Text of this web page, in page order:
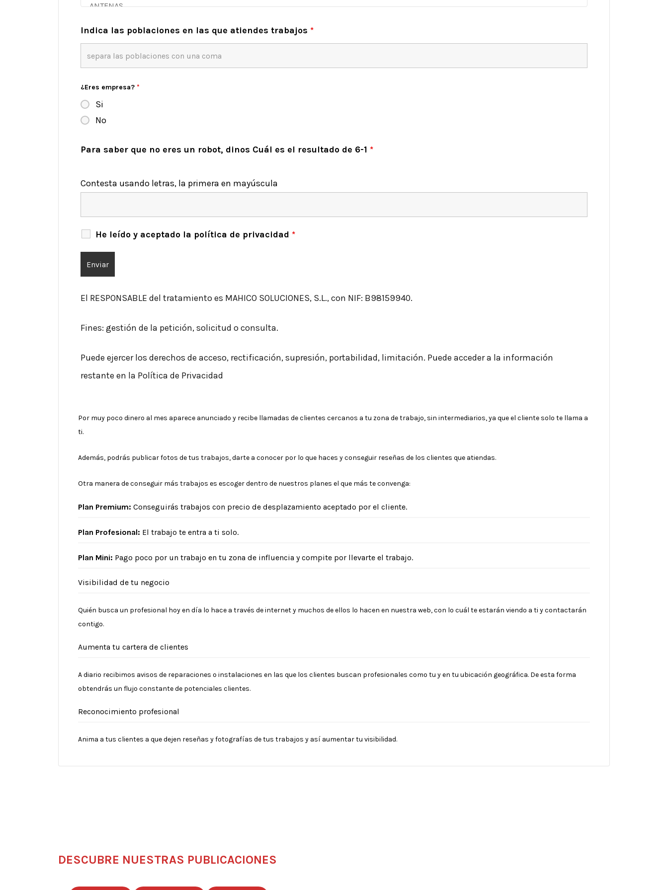
Indica las poblaciones en las que atiendes trabajos *
¿Eres empresa? *
Si
No
Para saber que no eres un robot, dinos Cuál es el resultado de 6-1 *
Contesta usando letras, la primera en mayúscula
He leído y aceptado la política de privacidad *
El RESPONSABLE del tratamiento es MAHICO SOLUCIONES, S.L., con NIF: B98159940.
Fines: gestión de la petición, solicitud o consulta.
Puede ejercer los derechos de acceso, rectificación, supresión, portabilidad, limitación. Puede acceder a la información
restante en la Política de Privacidad
Por muy poco dinero al mes aparece anunciado y recibe llamadas de clientes cercanos a tu zona de trabajo, sin intermediarios, ya que el cliente solo te llama a
ti.
Además, podrás publicar fotos de tus trabajos, darte a conocer por lo que haces y conseguir reseñas de los clientes que atiendas.
Otra manera de conseguir más trabajos es escoger dentro de nuestros planes el que más te convenga:
Plan Premium: Conseguirás trabajos con precio de desplazamiento aceptado por el cliente.
Plan Profesional: El trabajo te entra a ti solo.
Plan Mini: Pago poco por un trabajo en tu zona de influencia y compite por llevarte el trabajo.
Visibilidad de tu negocio
Quién busca un profesional hoy en día lo hace a través de internet y muchos de ellos lo hacen en nuestra web, con lo cuál te estarán viendo a ti y contactarán
contigo.
Aumenta tu cartera de clientes
A diario recibimos avisos de reparaciones o instalaciones en las que los clientes buscan profesionales como tu y en tu ubicación geográfica. De esta forma
obtendrás un flujo constante de potenciales clientes.
Reconocimiento profesional
Anima a tus clientes a que dejen reseñas y fotografías de tus trabajos y así aumentar tu visibilidad.
DESCUBRE NUESTRAS PUBLICACIONES